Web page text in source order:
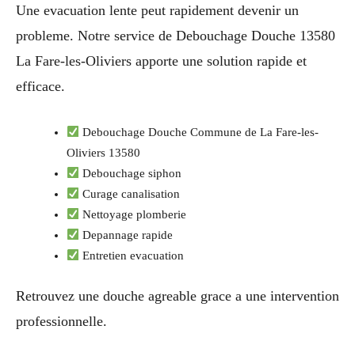
Une evacuation lente peut rapidement devenir un
probleme. Notre service de Debouchage Douche 13580
La Fare-les-Oliviers apporte une solution rapide et
efficace.
Debouchage Douche Commune de La Fare-les-
Oliviers 13580
Debouchage siphon
Curage canalisation
Nettoyage plomberie
Depannage rapide
Entretien evacuation
Retrouvez une douche agreable grace a une intervention
professionnelle.